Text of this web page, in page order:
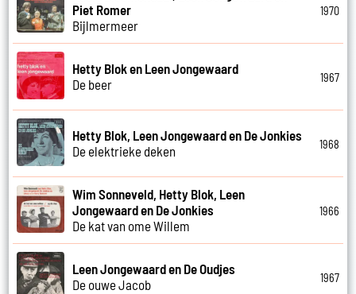
Piet Romer
Bijlmermeer
1970
Hetty Blok en Leen Jongewaard
De beer
1967
Hetty Blok, Leen Jongewaard en De Jonkies
De elektrieke deken
1968
Wim Sonneveld, Hetty Blok, Leen
Jongewaard en De Jonkies
De kat van ome Willem
1966
Leen Jongewaard en De Oudjes
De ouwe Jacob
1967